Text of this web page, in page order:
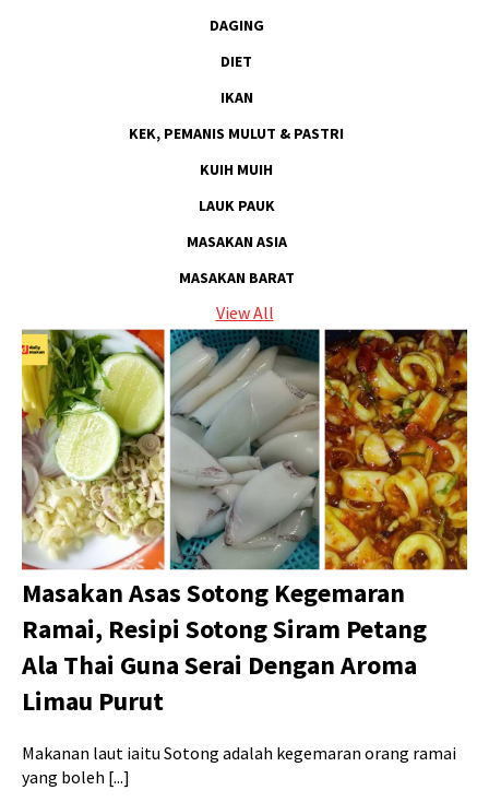
DAGING
DIET
IKAN
KEK, PEMANIS MULUT & PASTRI
KUIH MUIH
LAUK PAUK
MASAKAN ASIA
MASAKAN BARAT
View All
Masakan Asas Sotong Kegemaran
Ramai, Resipi Sotong Siram Petang
Ala Thai Guna Serai Dengan Aroma
Limau Purut
Makanan laut iaitu Sotong adalah kegemaran orang ramai
yang boleh [...]